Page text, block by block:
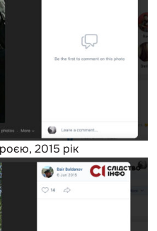
2015 рік